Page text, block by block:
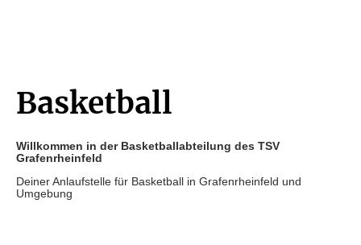
Basketball
Willkommen in der Basketballabteilung des TSV
Grafenrheinfeld
Deiner Anlaufstelle für Basketball in Grafenrheinfeld und
Umgebung